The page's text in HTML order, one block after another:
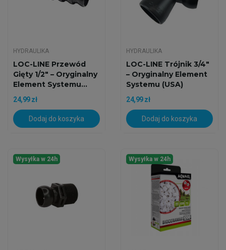
HYDRAULIKA
LOC-LINE Przewód
Gięty 1/2" – Oryginalny
Element Systemu...
24,99 zł
Dodaj do koszyka
HYDRAULIKA
LOC-LINE Trójnik 3/4"
– Oryginalny Element
Systemu (USA)
24,99 zł
Dodaj do koszyka
Wysyłka w 24h Wysyłka w 24h